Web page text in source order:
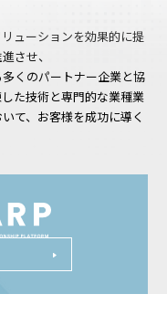
ューションを効果的に提
させ、
くのパートナー企業と協
た技術と専門的な業種業
て、お客様を成功に導く